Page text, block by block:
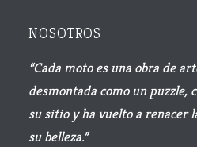
NOSOTROS
“Cada moto es una obra de
desmontada como un puzzle,
su sitio y ha vuelto a renacer
su belleza.”